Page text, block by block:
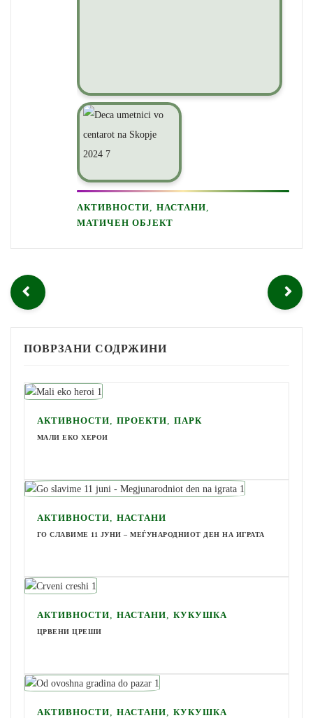
АКТИВНОСТИ ,НАСТАНИ
МАТИЧЕН ОБЈЕКТ
ПОВРЗАНИ СОДРЖИНИ
АКТИВНОСТИ ПРОЕКТИ ПАРК
МАЛИ ЕКО ХЕРОИ
АКТИВНОСТИ НАСТАНИ
ГО СЛАВИМЕ 11 ЈУНИ – МЕЃУНАРОДНИОТ ДЕН НА ИГРАТА
АКТИВНОСТИ НАСТАНИ КУКУШКА
ЦРВЕНИ ЦРЕШИ
АКТИВНОСТИ НАСТАНИ КУКУШКА